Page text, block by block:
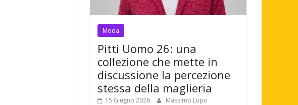
Moda
Pitti Uomo 26: una
collezione che mette in
discussione la percezione
stessa della maglieria
15 Giugno 2026 Massimo Lupo